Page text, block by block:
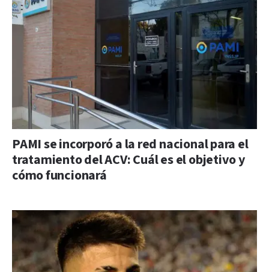
PAMI se incorporó a la red nacional para el
tratamiento del ACV: Cuál es el objetivo y
cómo funcionará